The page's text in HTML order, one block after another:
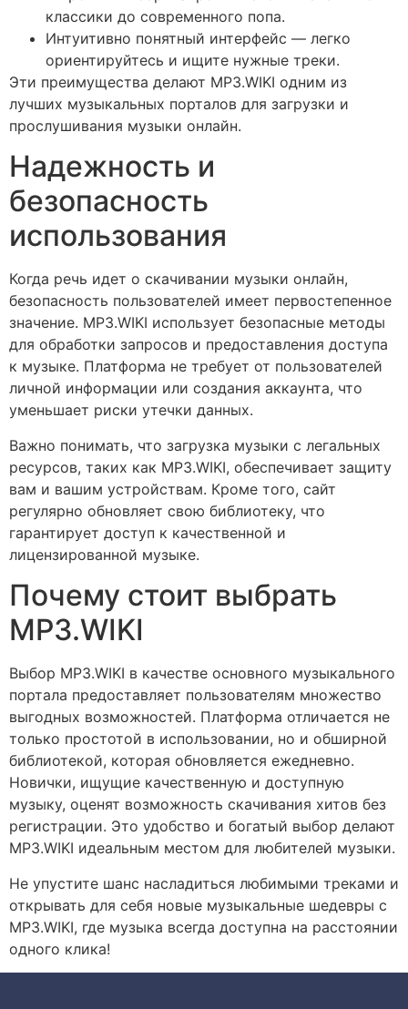
классики до современного попа.
Интуитивно понятный интерфейс — легко
ориентируйтесь и ищите нужные треки.
Эти преимущества делают MP3.WIKI одним из
лучших музыкальных порталов для загрузки и
прослушивания музыки онлайн.
Надежность и
безопасность
использования
Когда речь идет о скачивании музыки онлайн,
безопасность пользователей имеет первостепенное
значение. MP3.WIKI использует безопасные методы
для обработки запросов и предоставления доступа
к музыке. Платформа не требует от пользователей
личной информации или создания аккаунта, что
уменьшает риски утечки данных.
Важно понимать, что загрузка музыки с легальных
ресурсов, таких как MP3.WIKI, обеспечивает защиту
вам и вашим устройствам. Кроме того, сайт
регулярно обновляет свою библиотеку, что
гарантирует доступ к качественной и
лицензированной музыке.
Почему стоит выбрать
MP3.WIKI
Выбор MP3.WIKI в качестве основного музыкального
портала предоставляет пользователям множество
выгодных возможностей. Платформа отличается не
только простотой в использовании, но и обширной
библиотекой, которая обновляется ежедневно.
Новички, ищущие качественную и доступную
музыку, оценят возможность скачивания хитов без
регистрации. Это удобство и богатый выбор делают
MP3.WIKI идеальным местом для любителей музыки.
Не упустите шанс насладиться любимыми треками и
открывать для себя новые музыкальные шедевры с
MP3.WIKI, где музыка всегда доступна на расстоянии
одного клика!